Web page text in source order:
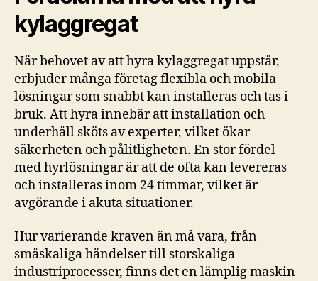
kylaggregat
När behovet av att hyra kylaggregat uppstår,
erbjuder många företag flexibla och mobila
lösningar som snabbt kan installeras och tas i
bruk. Att hyra innebär att installation och
underhåll sköts av experter, vilket ökar
säkerheten och pålitligheten. En stor fördel
med hyrlösningar är att de ofta kan levereras
och installeras inom 24 timmar, vilket är
avgörande i akuta situationer.
Hur varierande kraven än må vara, från
småskaliga händelser till storskaliga
industriprocesser, finns det en lämplig maskin